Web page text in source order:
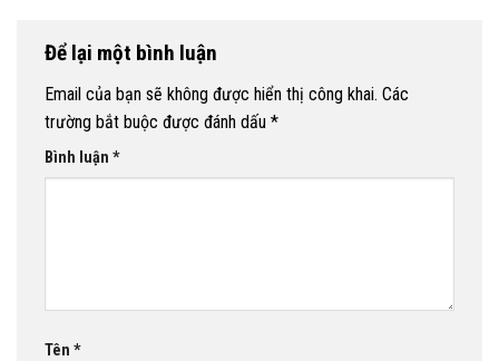
Để lại một bình luận
Email của bạn sẽ không được hiển thị công khai. Các
trường bắt buộc được đánh dấu *
Bình luận *
Tên *